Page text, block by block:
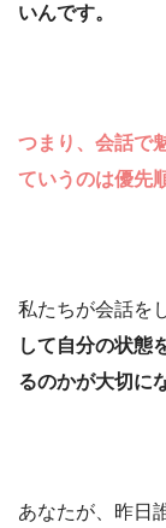
いんです。
つまり、会話で
ていうのは優先
私たちが会話を
して自分の状態
るのかが大切に
あなたが、昨日